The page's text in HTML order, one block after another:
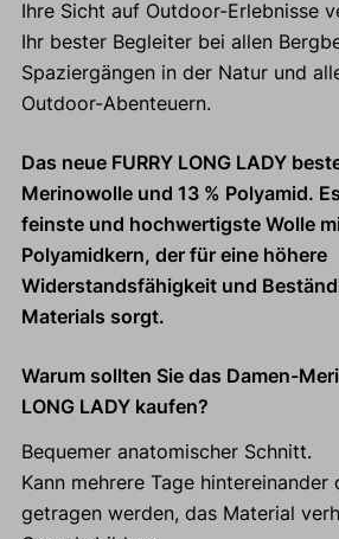
Ihre Sicht auf Outdoor-Erlebnisse
Ihr bester Begleiter bei allen
Spaziergängen in der Natur und
Outdoor-Abenteuern.
Das neue FURRY LONG LADY
Merinowolle und 13 % Polyamid.
feinste und hochwertigste Wolle
Polyamidkern, der für eine höhere
Widerstandsfähigkeit und
Materials sorgt.
Warum sollten Sie das Damen-
LONG LADY kaufen?
Bequemer anatomischer Schnitt.
Kann mehrere Tage hintereinander
getragen werden, das Material